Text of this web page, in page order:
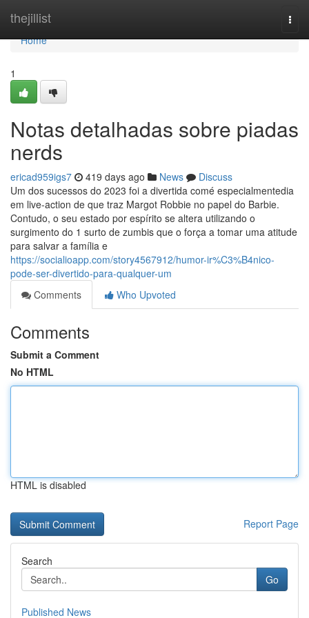
thejillist
Home
Home
1
Notas detalhadas sobre piadas
nerds
ericad959igs7 419 days ago News
Discuss
Um dos sucessos do 2023 foi a divertida comé especialmentedia
em live-action de que traz Margot Robbie no papel do Barbie.
Contudo, o seu estado por espírito se altera utilizando o
surgimento do 1 surto de zumbis que o força a tomar uma atitude
para salvar a família e
https://socialioapp.com/story4567912/humor-ir%C3%B4nico-
pode-ser-divertido-para-qualquer-um
Comments
Who Upvoted
Comments
Submit a Comment
No HTML
HTML is disabled
Report Page
Search
Go
Published News